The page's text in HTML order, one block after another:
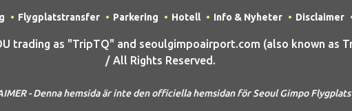
Flygplatstransfer Parkering Hotell Info & Nyheter Disclaimer
trading as "TripTQ" and seoulgimpoairport.com (also known as
/ All Rights Reserved.
- Denna hemsida är inte den officiella hemsidan för Seoul Gimpo Flygplats